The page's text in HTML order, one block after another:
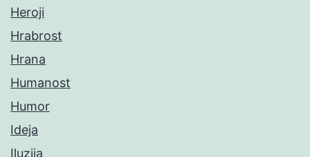
Heroji
Hrabrost
Hrana
Humanost
Humor
Ideja
Iluzija